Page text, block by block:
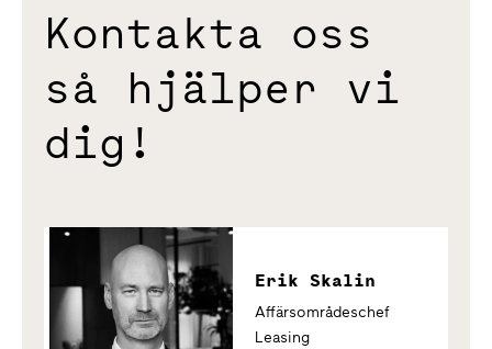
Kontakta oss
så hjälper vi
dig!
Erik Skalin
Affärsområdeschef
Leasing